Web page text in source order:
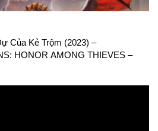
Của Kẻ Trộm (2023) –
HONOR AMONG THIEVES –